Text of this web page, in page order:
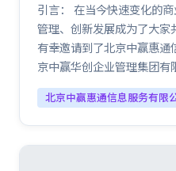
引言： 在当今快速变化的
管理、创新发展成为了大家
有幸邀请到了北京中赢惠
京中赢华创企业管理集团
北京中赢惠通信息服务有限